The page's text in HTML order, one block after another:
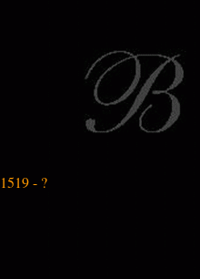
1519 - ?